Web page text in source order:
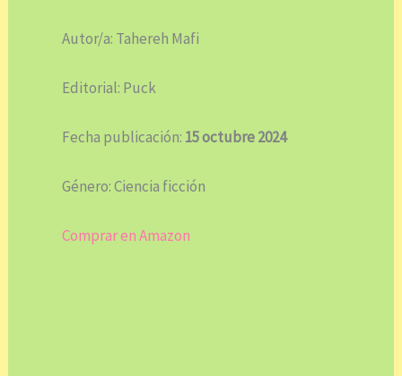
Autor/a: Tahereh Mafi
Editorial: Puck
Fecha publicación: 15 octubre 2024
Género: Ciencia ficción
Comprar en Amazon